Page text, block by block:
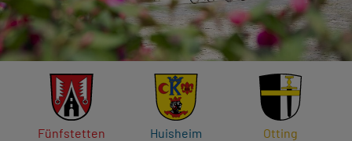
Fünfstetten Huisheim Otting